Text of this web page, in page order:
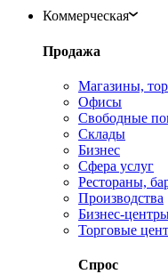
Коммерческая
Продажа
Магазины,
Офисы
Свободные
Склады
Бизнес
Сфера услуг
Рестораны,
Производства
Бизнес-
Торговые
Спрос